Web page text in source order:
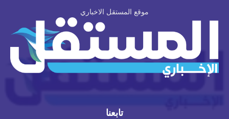
موقع المستقل الاخباري
تابعنا